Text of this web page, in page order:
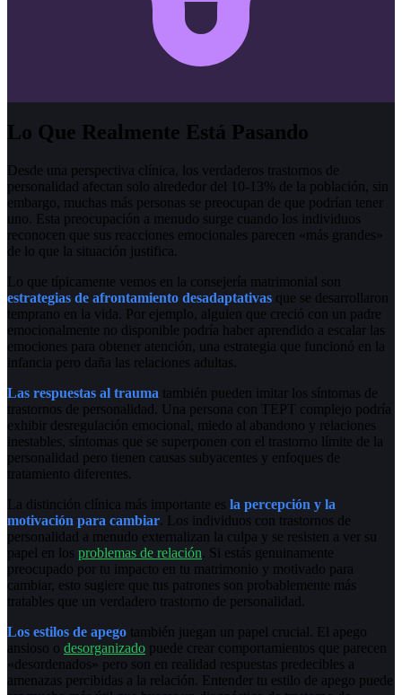
Lo Que Realmente Está Pasando
Desde una perspectiva clínica, los verdaderos trastornos de
personalidad afectan solo alrededor del 10-13% de la población, sin
embargo, muchas más personas se preocupan de que podrían tener
uno. Esta preocupación a menudo surge cuando los individuos
reconocen que sus reacciones emocionales parecen «más grandes»
de lo que la situación justifica.
Lo que típicamente vemos en la consejería matrimonial son
estrategias de afrontamiento desadaptativas que se desarrollaron
temprano en la vida. Por ejemplo, alguien que creció con un padre
emocionalmente no disponible podría haber aprendido a escalar las
emociones para obtener atención, una estrategia que funcionó en la
infancia pero daña las relaciones adultas.
Las respuestas al trauma también pueden imitar los síntomas de
trastornos de personalidad. Una persona con TEPT complejo podría
exhibir desregulación emocional, miedo al abandono y relaciones
inestables, síntomas que se superponen con el trastorno límite de la
personalidad pero tienen causas subyacentes y enfoques de
tratamiento diferentes.
La distinción clínica más importante es la percepción y la
motivación para cambiar . Los individuos con trastornos de
personalidad a menudo externalizan la culpa y se resisten a ver su
papel en los problemas de relación . Si estás genuinamente
preocupado por tu impacto en tu matrimonio y motivado para
cambiar, esto sugiere que tus patrones son probablemente más
tratables que un verdadero trastorno de personalidad.
Los estilos de apego también juegan un papel crucial. El apego
ansioso o desorganizado puede crear comportamientos que parecen
«desordenados» pero son en realidad respuestas predecibles a
amenazas percibidas a la relación. Entender tu estilo de apego puede